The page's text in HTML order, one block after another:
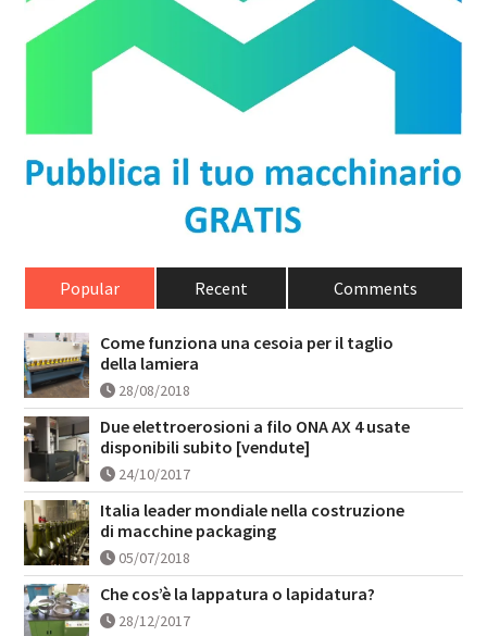
Popular Recent Comments
Come funziona una cesoia per il taglio
della lamiera
28/08/2018
Due elettroerosioni a filo ONA AX 4 usate
disponibili subito [vendute]
24/10/2017
Italia leader mondiale nella costruzione
di macchine packaging
05/07/2018
Che cos’è la lappatura o lapidatura?
28/12/2017